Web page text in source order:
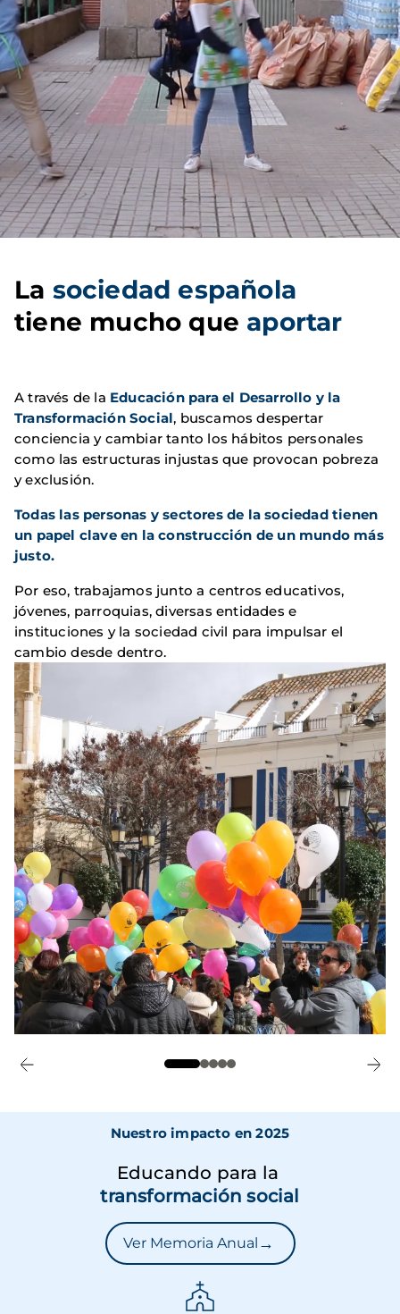
La sociedad española
tiene mucho que aportar
A través de la Educación para el Desarrollo y la
Transformación Social, buscamos despertar
conciencia y cambiar tanto los hábitos personales
como las estructuras injustas que provocan pobreza
y exclusión.
Todas las personas y sectores de la sociedad tienen
un papel clave en la construcción de un mundo más
justo.
Por eso, trabajamos junto a centros educativos,
jóvenes, parroquias, diversas entidades e
instituciones y la sociedad civil para impulsar el
cambio desde dentro.
Nuestro impacto en 2025
Educando para la
transformación social
Ver Memoria Anual →